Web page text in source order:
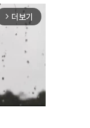
arrow_forward_ios 더보기